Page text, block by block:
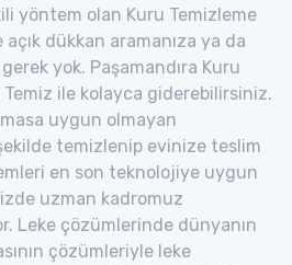
yöntem olan Kuru Temizleme
dükkan aramanıza ya da
yok. Paşamandıra Kuru
Temiz ile kolayca giderebilirsiniz.
uygun olmayan
temizlenip evinize teslim
en son teknolojiye uygun
uzman kadromuz
Leke çözümlerinde dünyanın
çözümleriyle leke